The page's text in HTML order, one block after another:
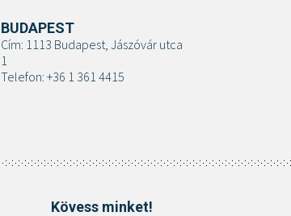
BUDAPEST
Cím: 1113 Budapest, Jászóvár utca
1
Telefon: +36 1 361 4415
Kövess minket!